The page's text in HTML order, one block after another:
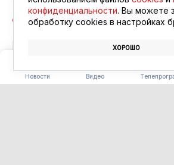
Новости Видео
АФИША
конфиденциальности. Вы можете
обработку сookies в настройках
ХОРОШО